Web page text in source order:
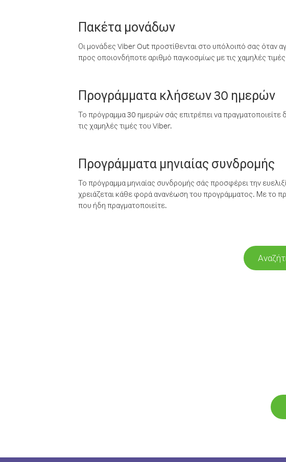
Πακέτα μονάδων
Οι μονάδες Viber Out προστίθενται στο υπόλοιπό σας όταν
προς οποιονδήποτε αριθμό παγκοσμίως με τις χαμηλές
Προγράμματα κλήσεων 30 ημερών
Το πρόγραμμα 30 ημερών σάς επιτρέπει να πραγματοποιείτε
τις χαμηλές τιμές του Viber.
Προγράμματα μηνιαίας συνδρομής
Το πρόγραμμα μηνιαίας συνδρομής σάς προσφέρει την
χρειάζεται κάθε φορά ανανέωση του προγράμματος. Με το
που ήδη πραγματοποιείτε.